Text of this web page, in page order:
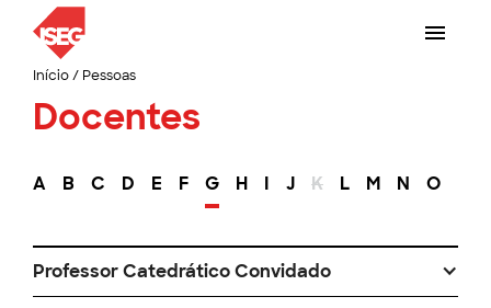
Início/ Pessoas
Docentes
A B C D E F G H I J K L M N O
Professor Catedrático Convidado